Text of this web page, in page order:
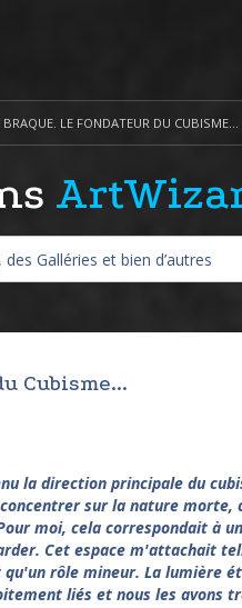
BRAQUE. LE FONDATEUR DU CUBISME...
Cubisme...
la direction principale du
sur la nature morte,
moi, cela correspondait à
Cet espace m'attachait
rôle mineur. La lumière
liés et nous les avons